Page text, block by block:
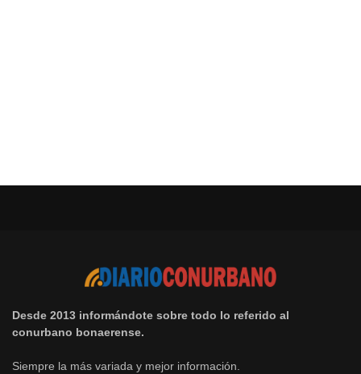
Desde 2013 informándote sobre todo lo referido al
conurbano bonaerense.
Siempre la más variada y mejor información.